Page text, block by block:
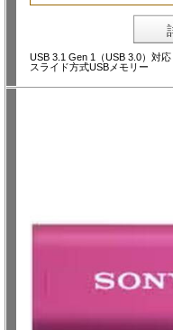
USB 3.1 Gen 1（USB 3.0）対
スライド方式USBメモリー